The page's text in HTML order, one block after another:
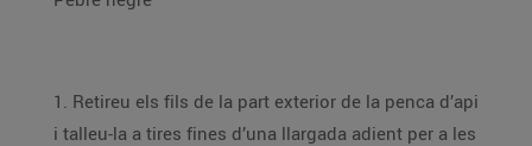
1. Retireu els fils de la part exterior de la penca d’api
i talleu-la a tires fines d’una llargada adient per a les